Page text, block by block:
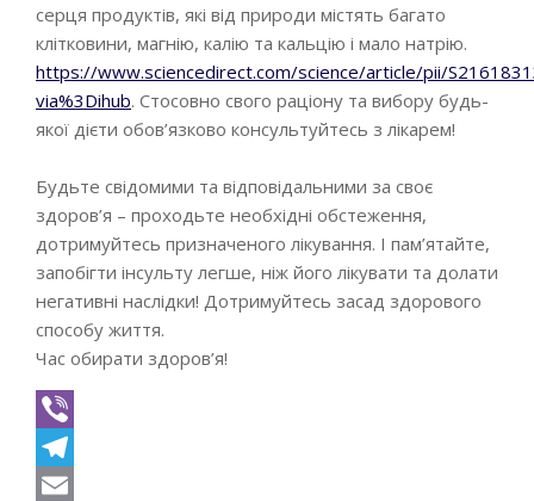
серця продуктів, які від природи містять багато
клітковини, магнію, калію та кальцію і мало натрію.
https://www.sciencedirect.com/science/article/pii/
via%3Dihub. Стосовно свого раціону та вибору будь-
якої дієти обов’язково консультуйтесь з лікарем!
Будьте свідомими та відповідальними за своє
здоров’я – проходьте необхідні обстеження,
дотримуйтесь призначеного лікування. І пам’ятайте,
запобігти інсульту легше, ніж його лікувати та долати
негативні наслідки! Дотримуйтесь засад здорового
способу життя.
Час обирати здоров’я!
Viber
Telegram